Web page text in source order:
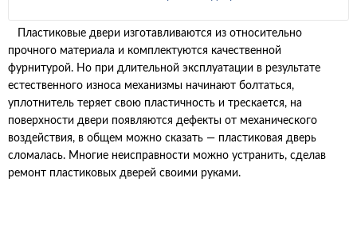
Пластиковые двери изготавливаются из относительно
прочного материала и комплектуются качественной
фурнитурой. Но при длительной эксплуатации в результате
естественного износа механизмы начинают болтаться,
уплотнитель теряет свою пластичность и трескается, на
поверхности двери появляются дефекты от механического
воздействия, в общем можно сказать — пластиковая дверь
сломалась. Многие неисправности можно устранить, сделав
ремонт пластиковых дверей своими руками.